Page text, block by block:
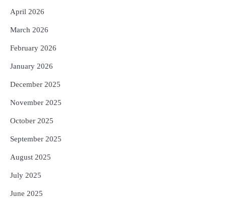
5
April 2026
March 2026
February 2026
January 2026
December 2025
November 2025
October 2025
September 2025
August 2025
July 2025
June 2025